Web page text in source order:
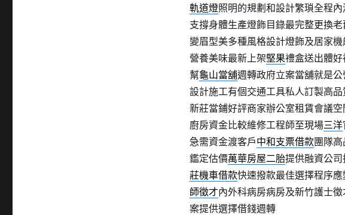
軌道燈照明的規劃和設計繁瑣全程
支撐身體生產燈飾目錄最完整更換
變眉型美多種風格設計燈飾及居家機
營養美味最新上架堅果禮盒送出體
幫龜山當舖週轉政府立案當舖就是
設計施工有個交通工具私人訂製高
新莊當鋪好評商家辦公室租賃會議
廚房資金比較維修工程師至現場三洋
急需資金渡客戶中和支票借款團隊高
鑑定估價萬華房屋二胎提供融資公
莊機車借款快速撥款最佳選擇程序
師徵才內外科病房病房及新竹護士
案提供選擇借錢週轉